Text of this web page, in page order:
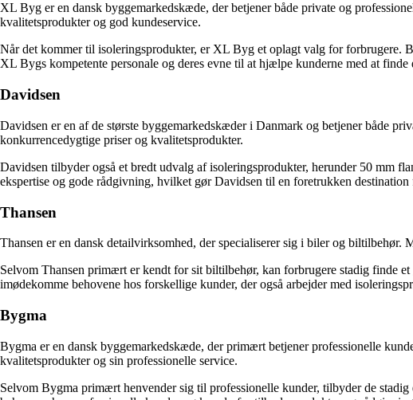
XL Byg er en dansk byggemarkedskæde, der betjener både private og
kvalitetsprodukter og god kundeservice.
Når det kommer til isoleringsprodukter, er XL Byg et oplagt valg for forbrugere.
XL Bygs kompetente personale og deres evne til at hjælpe kunderne med at
Davidsen
Davidsen er en af ​​de største byggemarkedskæder i Danmark og betjener både
konkurrencedygtige priser og kvalitetsprodukter.
Davidsen tilbyder også et bredt udvalg af isoleringsprodukter, herunder 50 mm
ekspertise og gode rådgivning, hvilket gør Davidsen til en foretrukken
Thansen
Thansen er en dansk detailvirksomhed, der specialiserer sig i biler og
Selvom Thansen primært er kendt for sit biltilbehør, kan forbrugere stadig finde
imødekomme behovene hos forskellige kunder, der også arbejder med
Bygma
Bygma er en dansk byggemarkedskæde, der primært betjener professionelle
kvalitetsprodukter og sin professionelle service.
Selvom Bygma primært henvender sig til professionelle kunder, tilbyder de